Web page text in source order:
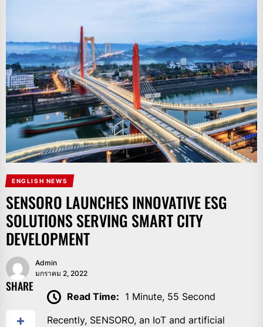
ENGLISH NEWS
SENSORO LAUNCHES INNOVATIVE ESG
SOLUTIONS SERVING SMART CITY
DEVELOPMENT
Admin
มกราคม 2, 2022
SHARE
Read Time: 1 Minute, 55 Second
Recently, SENSORO, an IoT and artificial